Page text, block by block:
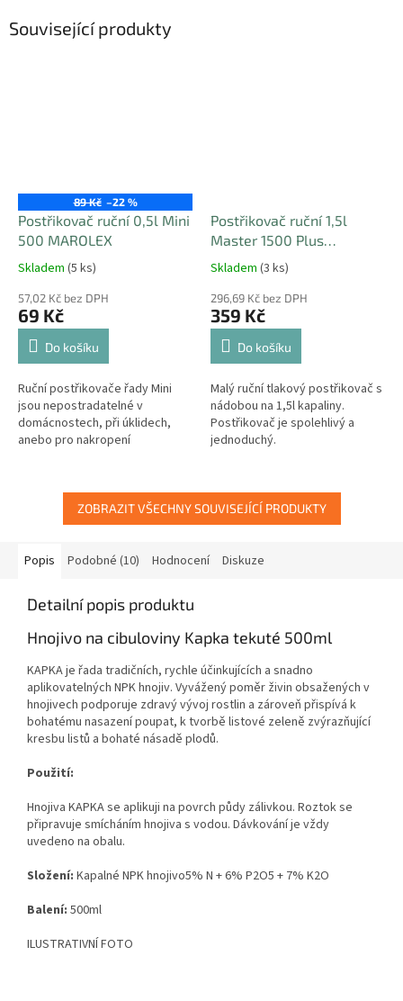
Související produkty
89 Kč –22 %
Postřikovač ruční 0,5l Mini
500 MAROLEX
Skladem (5 ks)
57,02 Kč bez DPH
69 Kč
Do košíku
Ruční postřikovače řady Mini
jsou nepostradatelné v
domácnostech, při úklidech,
anebo pro nakropení
jeho regulace na...
Postřikovač ruční 1,5l
Master 1500 Plus
MAROLEX
Skladem (3 ks)
296,69 Kč bez DPH
359 Kč
Do košíku
Malý ruční tlakový postřikovač s
nádobou na 1,5l kapaliny.
Postřikovač je spolehlivý a
jednoduchý.
ZOBRAZIT VŠECHNY SOUVISEJÍCÍ PRODUKTY
Popis Podobné (10) Hodnocení Diskuze
Detailní popis produktu
Hnojivo na cibuloviny Kapka tekuté 500ml
KAPKA je řada tradičních, rychle účinkujících a snadno
aplikovatelných NPK hnojiv. Vyvážený poměr živin obsažených v
hnojivech podporuje zdravý vývoj rostlin a zároveň přispívá k
bohatému nasazení poupat, k tvorbě listové zeleně zvýrazňující
kresbu listů a bohaté násadě plodů.
Použití:
Hnojiva KAPKA se aplikuji na povrch půdy zálivkou. Roztok se
připravuje smícháním hnojiva s vodou. Dávkování je vždy
uvedeno na obalu.
Složení: Kapalné NPK hnojivo5% N + 6% P2O5 + 7% K2O
Balení: 500ml
ILUSTRATIVNÍ FOTO